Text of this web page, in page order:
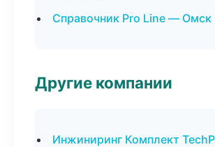
Справочник Pro Line — Омск
Другие компании
Инжиниринг Комплект